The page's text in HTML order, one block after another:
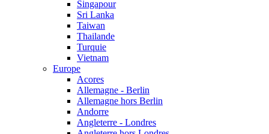
Singapour
Sri Lanka
Taiwan
Thailande
Turquie
Vietnam
Europe
Acores
Allemagne - Berlin
Allemagne hors Berlin
Andorre
Angleterre - Londres